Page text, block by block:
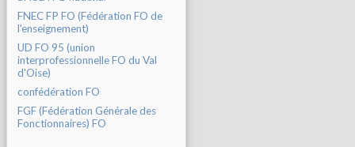
FNEC FP FO (Fédération FO de
l'enseignement)
UD FO 95 (union
interprofessionnelle FO du Val
d'Oise)
confédération FO
FGF (Fédération Générale des
Fonctionnaires) FO